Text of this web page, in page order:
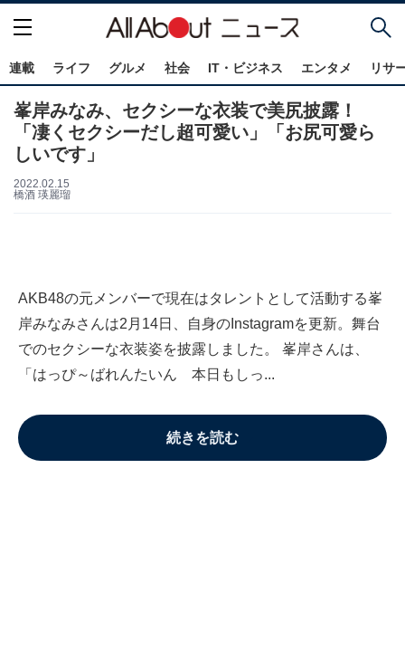
連載 ライフ グルメ 社会 IT・ビジネス エンタメ リサ
峯岸みなみ、セクシーな衣装で美尻披露！
「凄くセクシーだし超可愛い」「お尻可愛ら
しいです」
2022.02.15
橋酒 瑛麗瑠
AKB48の元メンバーで現在はタレントとして活動する峯
岸みなみさんは2月14日、自身のInstagramを更新。舞台
でのセクシーな衣装姿を披露しました。 峯岸さんは、
「はっぴ～ばれんたいん 本日もしっ...
続きを読む